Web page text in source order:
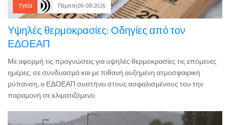
Υψηλές θερμοκρασίες: Οδηγίες από τον
ΕΔΟΕΑΠ
Με αφορμή τις προγνώσεις για υψηλές θερμοκρασίες τις επόμενες
ημέρες, σε συνδυασμό και με πιθανή αυξημένη ατμοσφαιρική
ρύπανση, ο ΕΔΟΕΑΠ συστήνει στους ασφαλισμένους του την
παραμονή σε κλιματιζόμενο